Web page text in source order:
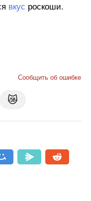
вкус роскоши.
Сообщить об ошибке
😿